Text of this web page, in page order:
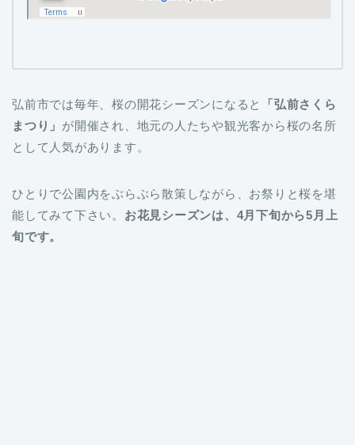
弘前市では毎年、桜の開花シーズンになると
「弘前さくら
まつり」 が開催され、地元の人たちや観光客から桜の名所
として人気があります。
ひとりで公園内をぶらぶら散策しながら、お祭りと桜を堪
能してみて下さい。 お花見シーズンは、4月下旬から5月上
旬です。